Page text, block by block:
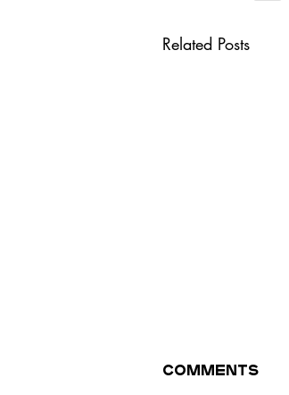
Related Posts
Comments